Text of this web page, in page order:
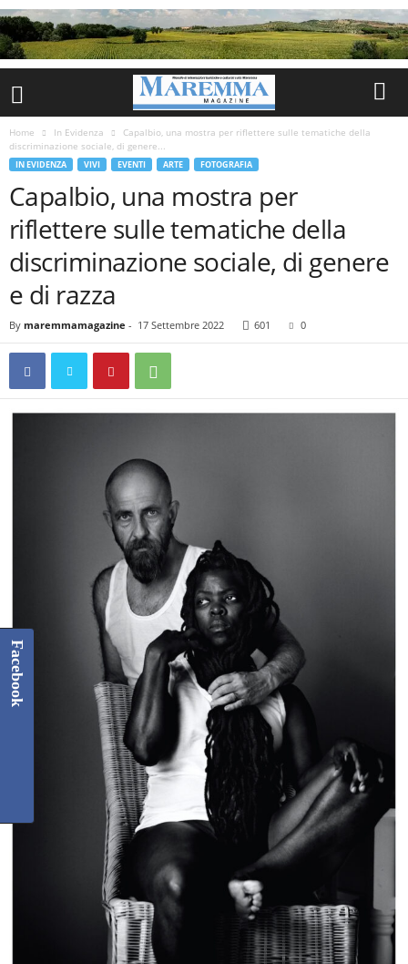
Home In Evidenza
Capalbio, una mostra per riflettere sulle tematiche della
discriminazione sociale, di genere...
IN EVIDENZA VIVI EVENTI ARTE FOTOGRAFIA
Capalbio, una mostra per
riflettere sulle tematiche della
discriminazione sociale, di genere
e di razza
By maremmamagazine - 17 Settembre 2022 601 0
Facebook